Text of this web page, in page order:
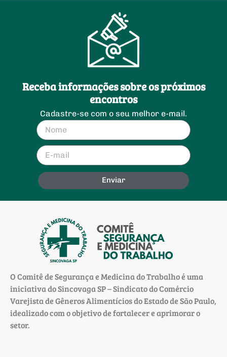
Receba informações sobre os próximos
encontros
Cadastre-se com o seu melhor e-mail.
Enviar
O Comitê de Segurança e Medicina do Trabalho é uma
iniciativa do Sincovaga SP – Sindicato do Comércio
Varejista de Gêneros Alimentícios do Estado de São Paulo,
idealizado com o objetivo de fortalecer e aprimorar o
setor.